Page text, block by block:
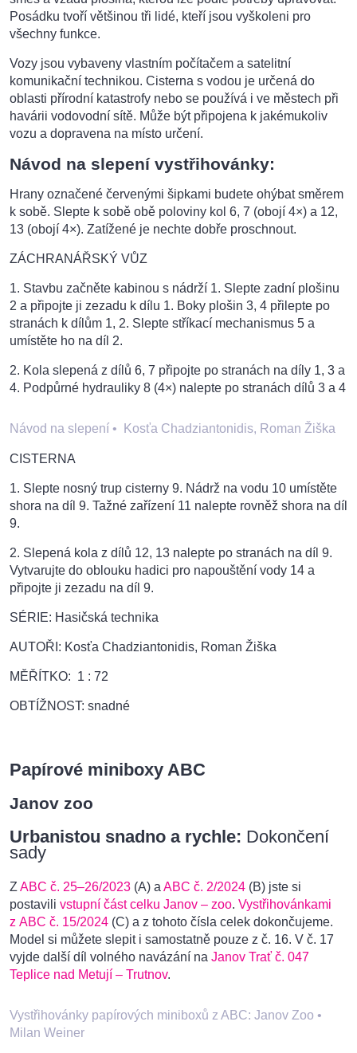
Posádku tvoří většinou tři lidé, kteří jsou vyškoleni pro
všechny funkce.
Vozy jsou vybaveny vlastním počítačem a satelitní
komunikační technikou. Cisterna s vodou je určená do
oblasti přírodní katastrofy nebo se používá i ve městech při
havárii vodovodní sítě. Může být připojena k jakémukoliv
vozu a dopravena na místo určení.
Návod na slepení vystřihovánky:
Hrany označené červenými šipkami budete ohýbat směrem
k sobě. Slepte k sobě obě poloviny kol 6, 7 (obojí 4×) a 12,
13 (obojí 4×). Zatížené je nechte dobře proschnout.
ZÁCHRANÁŘSKÝ VŮZ
1. Stavbu začněte kabinou s nádrží 1. Slepte zadní plošinu
2 a připojte ji zezadu k dílu 1. Boky plošin 3, 4 přilepte po
stranách k dílům 1, 2. Slepte stříkací mechanismus 5 a
umístěte ho na díl 2.
2. Kola slepená z dílů 6, 7 připojte po stranách na díly 1, 3 a
4. Podpůrné hydrauliky 8 (4×) nalepte po stranách dílů 3 a 4
Návod na slepení • Kosťa Chadziantonidis, Roman Žiška
CISTERNA
1. Slepte nosný trup cisterny 9. Nádrž na vodu 10 umístěte
shora na díl 9. Tažné zařízení 11 nalepte rovněž shora na díl
9.
2. Slepená kola z dílů 12, 13 nalepte po stranách na díl 9.
Vytvarujte do oblouku hadici pro napouštění vody 14 a
připojte ji zezadu na díl 9.
SÉRIE: Hasičská technika
AUTOŘI: Kosťa Chadziantonidis, Roman Žiška
MĚŘÍTKO: 1 : 72
OBTÍŽNOST: snadné
Papírové miniboxy ABC
Janov zoo
Urbanistou snadno a rychle: Dokončení
sady
Z ABC č. 25–26/2023 (A) a ABC č. 2/2024 (B) jste si
postavili vstupní část celku Janov – zoo. Vystřihovánkami
z ABC č. 15/2024 (C) a z tohoto čísla celek dokončujeme.
Model si můžete slepit i samostatně pouze z č. 16. V č. 17
vyjde další díl volného navázání na Janov Trať č. 047
Teplice nad Metují – Trutnov.
Vystřihovánky papírových miniboxů z ABC: Janov Zoo •
Milan Weiner